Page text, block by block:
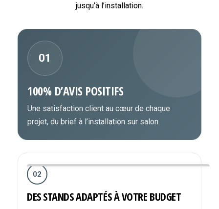
jusqu’à l’installation.
01
100% D’AVIS POSITIFS
Une satisfaction client au cœur de chaque
projet, du brief à l’installation sur salon.
02
DES STANDS ADAPTÉS À VOTRE BUDGET